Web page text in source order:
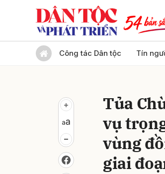
Công tác Dân tộc Tín
Tủa
vụ
vùng
giai